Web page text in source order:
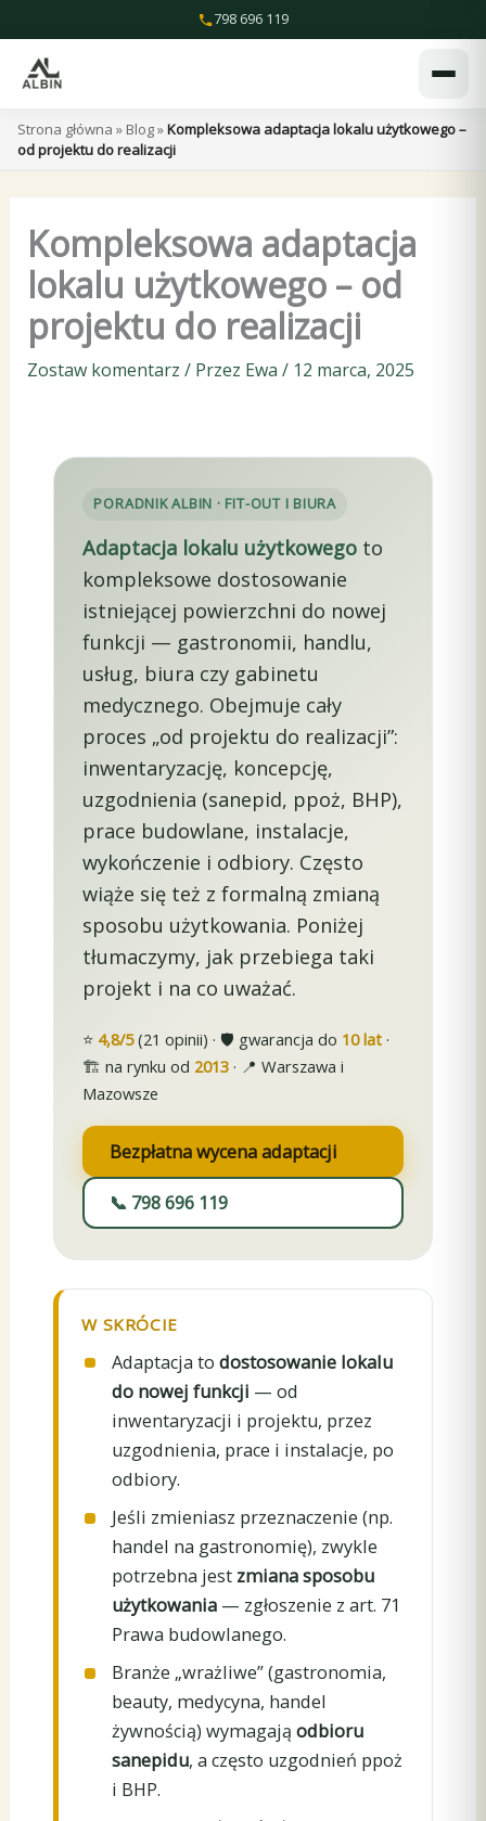
do
treści
798 696 119
Strona główna » Blog»Kompleksowa adaptacja lokalu użytkowego –
od projektu do realizacji
Kompleksowa adaptacja
lokalu użytkowego – od
projektu do realizacji
Zostaw komentarz / Przez Ewa / 12 marca, 2025
PORADNIK ALBIN · FIT-OUT I BIURA
Adaptacja lokalu użytkowego to
kompleksowe dostosowanie
istniejącej powierzchni do nowej
funkcji — gastronomii, handlu,
usług, biura czy gabinetu
medycznego. Obejmuje cały
proces „od projektu do realizacji”:
inwentaryzację, koncepcję,
uzgodnienia (sanepid, ppoż, BHP),
prace budowlane, instalacje,
wykończenie i odbiory. Często
wiąże się też z formalną zmianą
sposobu użytkowania. Poniżej
tłumaczymy, jak przebiega taki
projekt i na co uważać.
⭐ 4,8/5(21 opinii) · 🛡️ gwarancja do 10 lat ·
🏗️ na rynku od 2013 · 📍 Warszawa i
Mazowsze
Bezpłatna wycena adaptacji
📞 798 696 119
W SKRÓCIE
Adaptacja todostosowanie lokalu
do nowej funkcji — od
inwentaryzacji i projektu, przez
uzgodnienia, prace i instalacje, po
odbiory.
Jeśli zmieniasz przeznaczenie (np.
handel na gastronomię), zwykle
potrzebna jest zmiana sposobu
użytkowania — zgłoszenie z art. 71
Prawa budowlanego.
Branże „wrażliwe” (gastronomia,
beauty, medycyna, handel
żywnością) wymagająodbioru
sanepidu, a często uzgodnień ppoż
i BHP.